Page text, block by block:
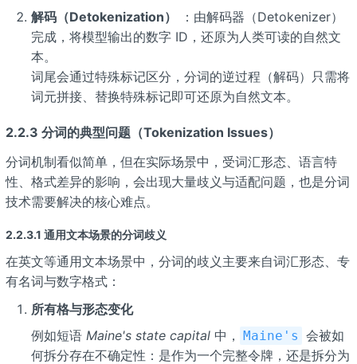
解码（Detokenization）
：由解码器（Detokenizer）
完成，将模型输出的数字 ID，还原为人类可读的自然文
本。
词尾会通过特殊标记区分，分词的逆过程（解码）只需将
词元拼接、替换特殊标记即可还原为自然文本。
2.2.3 分词的典型问题（Tokenization Issues）
分词机制看似简单，但在实际场景中，受词汇形态、语言特
性、格式差异的影响，会出现大量歧义与适配问题，也是分词
技术需要解决的核心难点。
2.2.3.1 通用文本场景的分词歧义
在英文等通用文本场景中，分词的歧义主要来自词汇形态、专
有名词与数字格式：
所有格与形态变化
例如短语 Maine's state capital中， Maine's 会被如
何拆分存在不确定性：是作为一个完整令牌，还是拆分为